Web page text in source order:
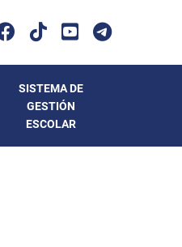
SISTEMA DE
GESTIÓN
ESCOLAR